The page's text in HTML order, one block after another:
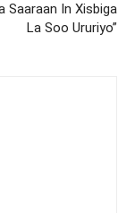
Saaraan In Xisbiga
La Soo Ururiyo”